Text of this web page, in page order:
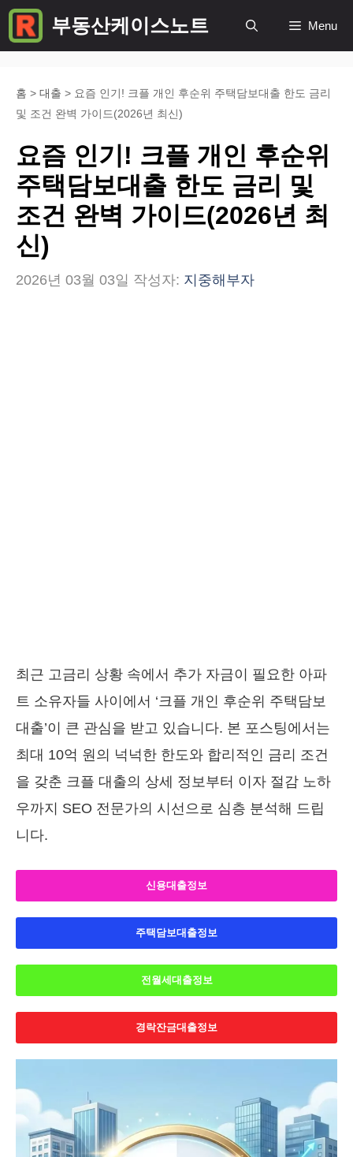
컨
텐
부동산케이스노트 Menu
홈 > 대출 > 요즘 인기! 크플 개인 후순위 주택담보대출 한도 금리
및 조건 완벽 가이드(2026년 최신)
요즘 인기! 크플 개인 후순위
주택담보대출 한도 금리 및
조건 완벽 가이드(2026년 최
신)
2026년 03월 03일 작성자: 지중해부자
최근 고금리 상황 속에서 추가 자금이 필요한 아파
트 소유자들 사이에서 ‘크플 개인 후순위 주택담보
대출’이 큰 관심을 받고 있습니다. 본 포스팅에서는
최대 10억 원의 넉넉한 한도와 합리적인 금리 조건
을 갖춘 크플 대출의 상세 정보부터 이자 절감 노하
우까지 SEO 전문가의 시선으로 심층 분석해 드립
니다.
신용대출정보
주택담보대출정보
전월세대출정보
경락잔금대출정보